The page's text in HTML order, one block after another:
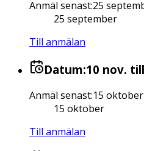
Anmäl senast:25
25 september
Till anmälan
Datum:10 nov.
Anmäl senast:15 oktober
15 oktober
Till anmälan